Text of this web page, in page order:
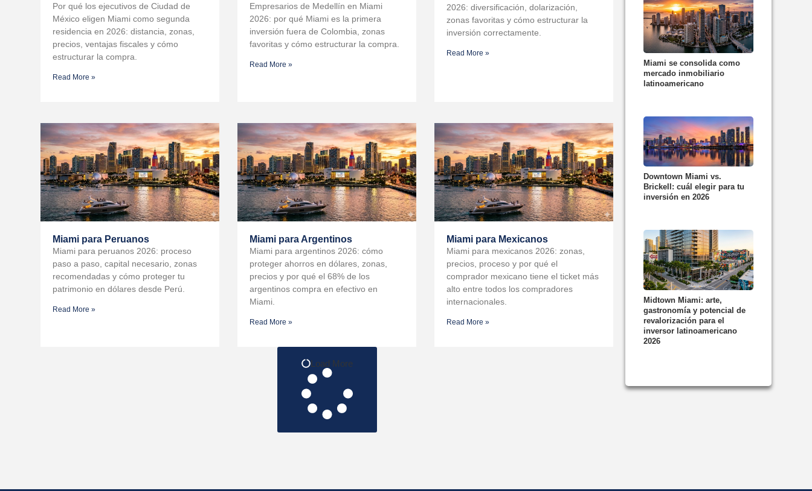
Por qué los ejecutivos de Ciudad de
México eligen Miami como segunda
residencia en 2026: distancia, zonas,
precios, ventajas fiscales y cómo
estructurar la compra.
Read More »
Empresarios de Medellín en Miami
2026: por qué Miami es la primera
inversión fuera de Colombia, zonas
favoritas y cómo estructurar la compra.
Read More »
2026: diversificación, dolarización,
zonas favoritas y cómo estructurar la
inversión correctamente.
Read More »
Miami para Peruanos
Miami para peruanos 2026: proceso
paso a paso, capital necesario, zonas
recomendadas y cómo proteger tu
patrimonio en dólares desde Perú.
Read More »
Miami para Argentinos
Miami para argentinos 2026: cómo
proteger ahorros en dólares, zonas,
precios y por qué el 68% de los
argentinos compra en efectivo en
Miami.
Read More »
Miami para Mexicanos
Miami para mexicanos 2026: zonas,
precios, proceso y por qué el
comprador mexicano tiene el ticket más
alto entre todos los compradores
internacionales.
Read More »
Load More
Miami se consolida como
mercado inmobiliario
latinoamericano
Downtown Miami vs.
Brickell: cuál elegir para tu
inversión en 2026
Midtown Miami: arte,
gastronomía y potencial de
revalorización para el
inversor latinoamericano
2026